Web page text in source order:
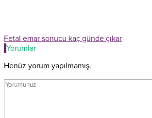
Fetal emar sonucu kaç günde çıkar
Yorumlar
Henüz yorum yapılmamış.